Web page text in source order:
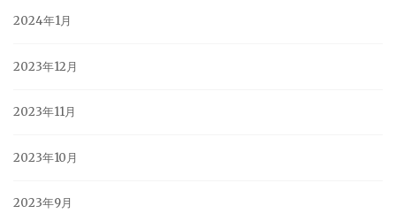
2024年1月
2023年12月
2023年11月
2023年10月
2023年9月